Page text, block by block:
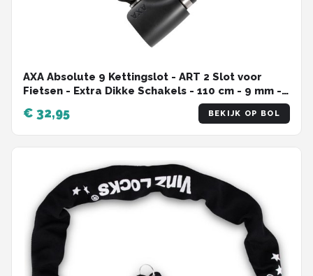
AXA Absolute 9 Kettingslot - ART 2 Slot voor
Fietsen - Extra Dikke Schakels - 110 cm - 9 mm -
€ 32,95 BEKIJK OP BOL